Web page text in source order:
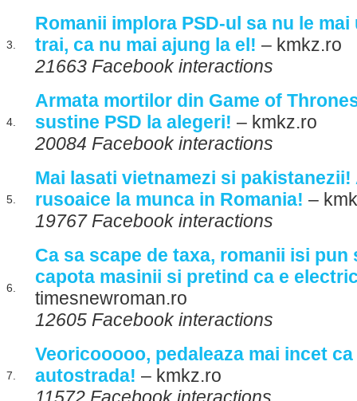
3.
Romanii implora PSD-ul sa nu le
trai, ca nu mai ajung la el! – kmkz.ro
21663 Facebook interactions
4.
Armata mortilor din Game of
sustine PSD la alegeri! – kmkz.ro
20084 Facebook interactions
5.
Mai lasati vietnamezi si
rusoaice la munca in Romania! –
19767 Facebook interactions
6.
Ca sa scape de taxa, romanii isi pun
capota masinii si pretind ca e
timesnewroman.ro
12605 Facebook interactions
7.
Veoricooooo, pedaleaza mai incet
autostrada! – kmkz.ro